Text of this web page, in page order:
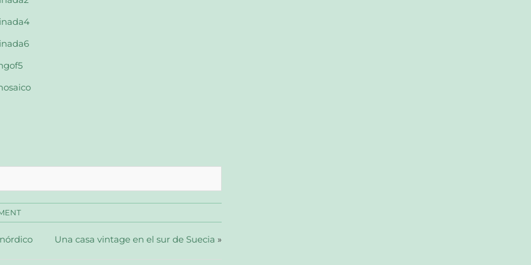
Una casa vintage en el sur de Suecia »